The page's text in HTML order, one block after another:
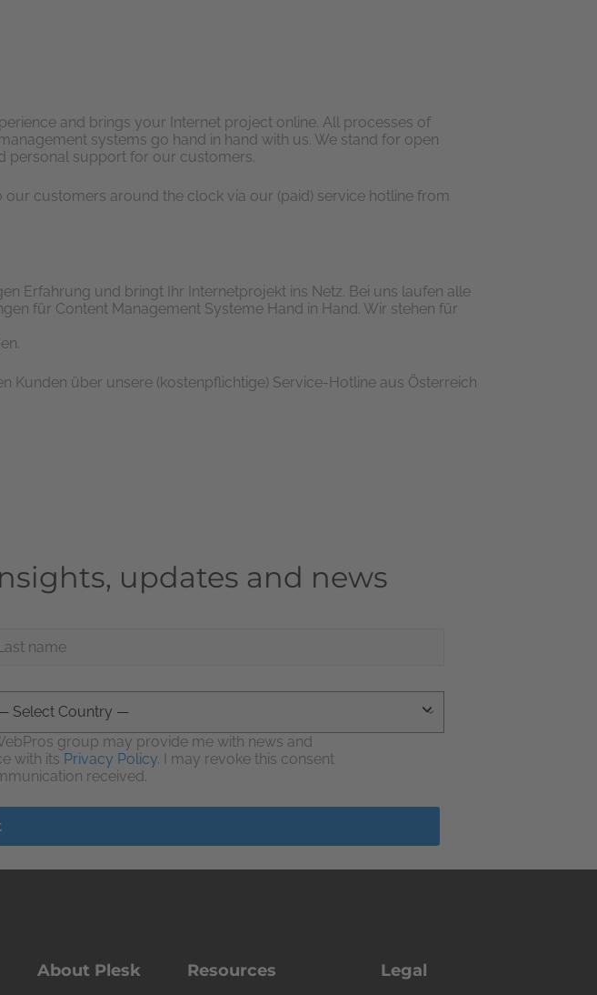
and brings your Internet project online. All processes of
systems go hand in hand with us. We stand for open
personal support for our customers.
customers around the clock via our (paid) service hotline from
Erfahrung und bringt Ihr Internetprojekt ins Netz. Bei uns laufen alle
für Content Management Systeme Hand in Hand. Wir stehen für
Kunden über unsere (kostenpflichtige) Service-Hotline aus Österreich
updates and news
group may provide me with news and
with its Privacy Policy . I may revoke this consent
received.
About Plesk Resources Legal